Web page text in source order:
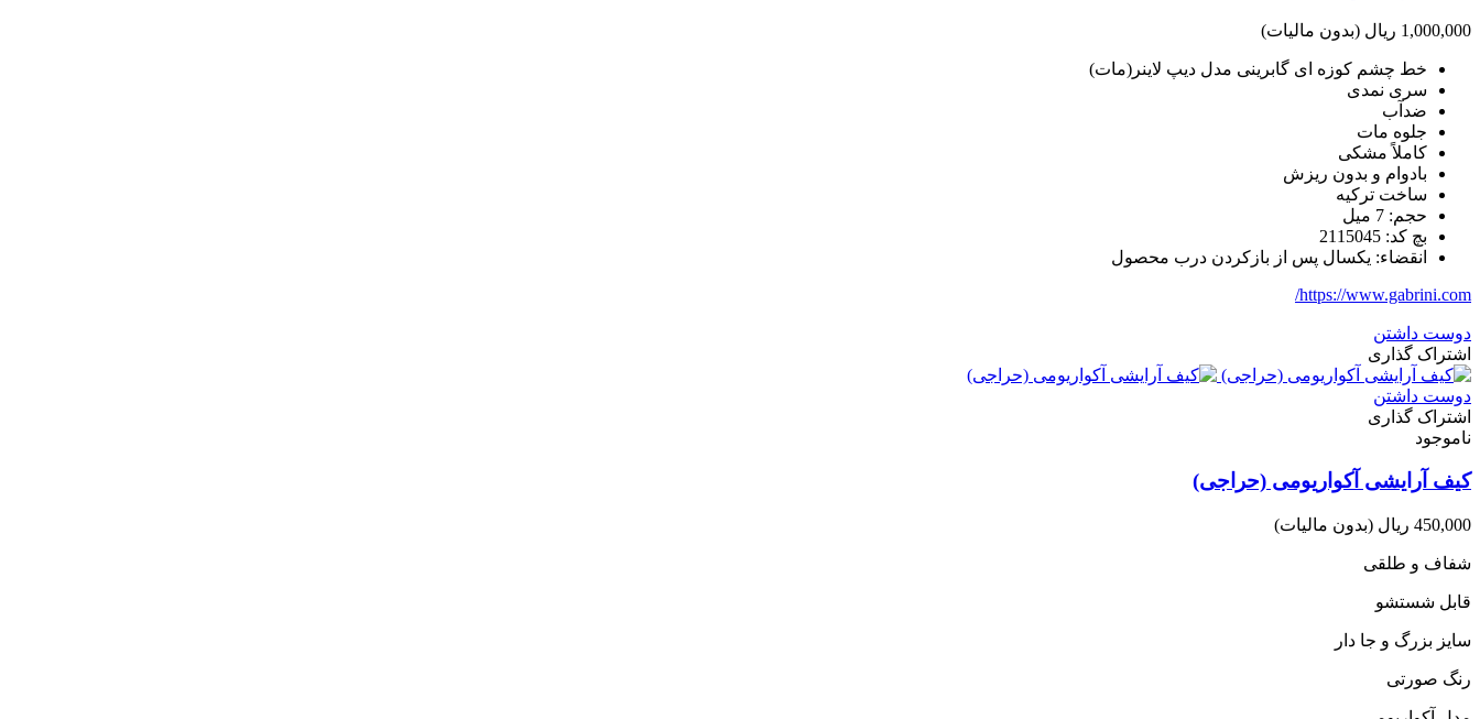
1,000,000 ریال (بدون مالیات)
خط چشم کوزه ای گابرینی مدل دیپ لاینر(مات)
سری نمدی
ضدآب
جلوه مات
کاملاً مشکی
بادوام و بدون ریزش
ساخت ترکیه
حجم: 7 میل
بچ کد: 2115045
انقضاء: یکسال پس از بازکردن درب محصول
https://www.gabrini.com/
دوست داشتن
اشتراک گذاری
دوست داشتن
اشتراک گذاری
ناموجود
کیف آرایشی آکواریومی (حراجی)
450,000 ریال (بدون مالیات)
شفاف و طلقی
قابل شستشو
سایز بزرگ و جا دار
رنگ صورتی